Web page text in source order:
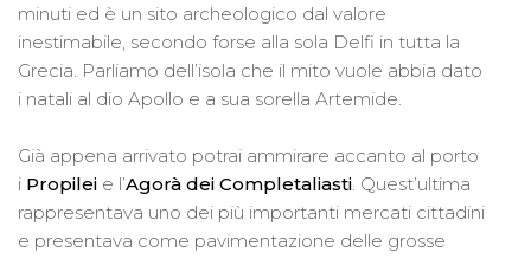
minuti ed è un sito archeologico dal valore
inestimabile, secondo forse alla sola Delfi in tutta la
Grecia. Parliamo dell’isola che il mito vuole abbia dato
i natali al dio Apollo e a sua sorella Artemide.
Già appena arrivato potrai ammirare accanto al porto
i Propilei e l’Agorà dei Completaliasti . Quest’ultima
rappresentava uno dei più importanti mercati cittadini
e presentava come pavimentazione delle grosse